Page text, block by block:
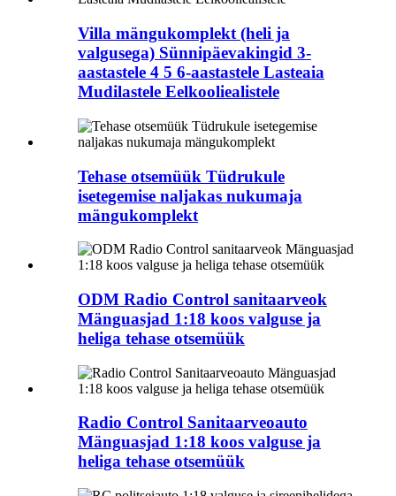
Villa mängukomplekt (heli ja
valgusega) Sünnipäevakingid 3-
aastastele 4 5 6-aastastele Lasteaia
Mudilastele Eelkooliealistele
Tehase otsemüük Tüdrukule
isetegemise naljakas nukumaja
mängukomplekt
ODM Radio Control sanitaarveok
Mänguasjad 1:18 koos valguse ja
heliga tehase otsemüük
Radio Control Sanitaarveoauto
Mänguasjad 1:18 koos valguse ja
heliga tehase otsemüük